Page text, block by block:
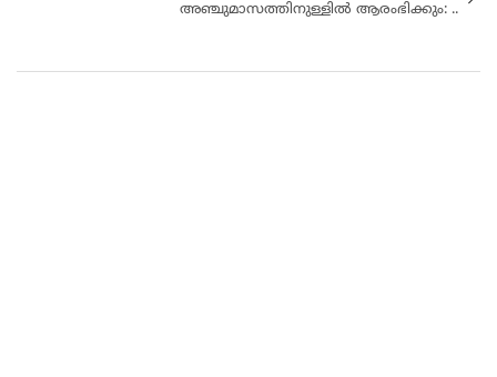
അഞ്ചുമാസത്തിനുള്ളിൽ ആരംഭിക്കും: ..